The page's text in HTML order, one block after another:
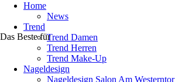
Das Beste für
Home
News
Trend
Trend Damen
Trend Herren
Trend Make-Up
Nageldesign
Nageldesign Salon Am Westerntor